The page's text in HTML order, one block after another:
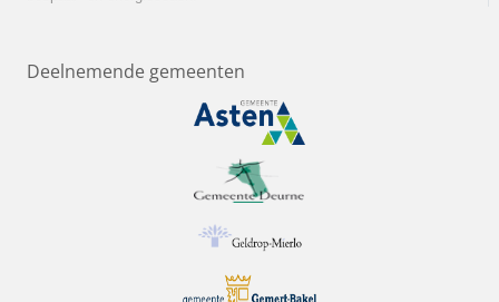
Deelnemende gemeenten